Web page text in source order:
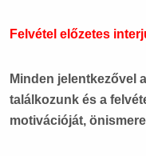
Felvétel előzetes
Minden jelentkezővel
találkozunk és a
motivációját,